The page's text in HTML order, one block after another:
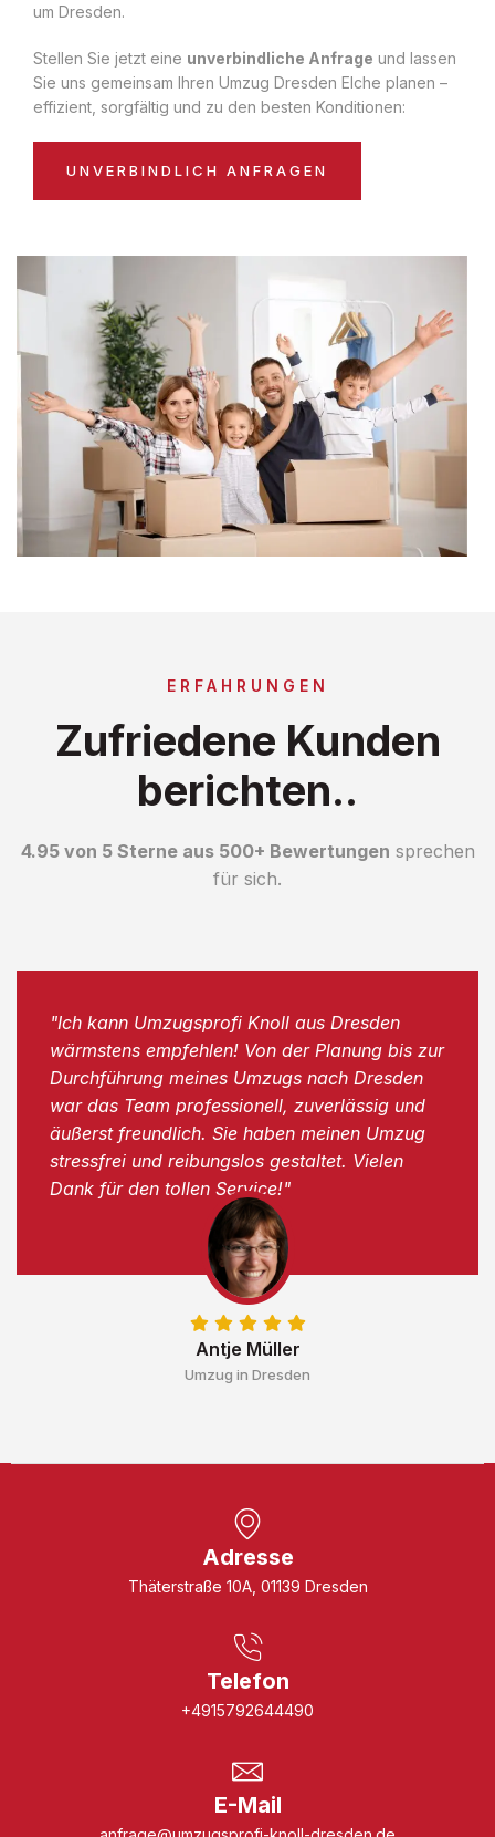
um Dresden.
Stellen Sie jetzt eine unverbindliche Anfrage und lassen
Sie uns gemeinsam Ihren Umzug Dresden Elche planen –
effizient, sorgfältig und zu den besten Konditionen:
UNVERBINDLICH ANFRAGEN
ERFAHRUNGEN
Zufriedene Kunden
berichten..
4.95 von 5 Sterne aus 500+ Bewertungen sprechen
für sich.
Antje Müller
Umzug in Dresden
"Ich kann Umzugsprofi Knoll aus Dresden
wärmstens empfehlen! Von der Planung bis zur
Durchführung meines Umzugs nach Dresden
war das Team professionell, zuverlässig und
äußerst freundlich. Sie haben meinen Umzug
stressfrei und reibungslos gestaltet. Vielen
Dank für den tollen Service!"
Adresse
Thäterstraße 10A, 01139 Dresden
Telefon
+4915792644490
E-Mail